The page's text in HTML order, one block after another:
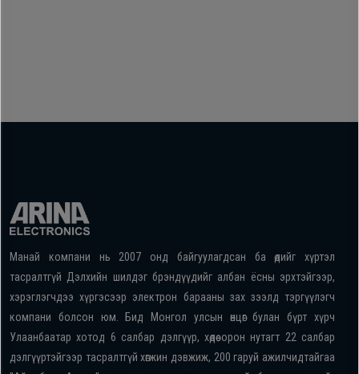
Манай компани нь 2007 онд байгуулагдсан ба өдийг хүртэл
тасралтгүй Дэлхийн шилдэг брэндүүдийг албан ёсны эрхтэйгээр,
хэрэглэгчдээ хүргэсээр электрон барааны зах зээлд тэргүүлэгч
компани болсон юм. Бид Монгол улсын өнцөг булан бүрт хүрч
Улаанбаатар хотод 6 салбар дэлгүүр, хөдөө орон нутагт 22 салбар
дэлгүүртэйгээр тасралтгүй хөгжин дэвжиж, 200 гаруй ажилчидтайгаа